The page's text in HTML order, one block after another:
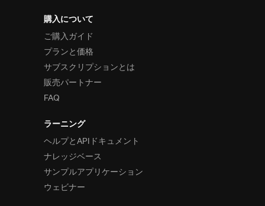
購入について
ご購入ガイド
プランと価格
サブスクリプションとは
販売パートナー
FAQ
ラーニング
ヘルプとAPIドキュメント
ナレッジベース
サンプルアプリケーション
ウェビナー